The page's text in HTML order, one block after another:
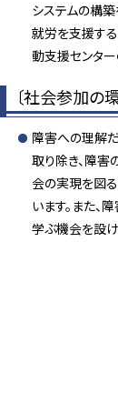
システムの構
就労を支援す
動支援センター
〔社会参加の
障害への理解
取り除き、障
会の実現を図
います。また、
学ぶ機会を設け